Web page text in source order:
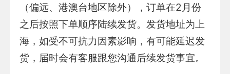
（偏远、港澳台地区除外），订单在2月份
之后按照下单顺序陆续发货。发货地址为上
海，如受不可抗力因素影响，有可能延迟发
货，届时会有客服跟您沟通后续发货事宜。